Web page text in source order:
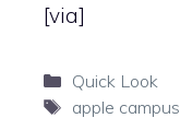
[via]
Categorie
Quick Look
Tag
apple campus